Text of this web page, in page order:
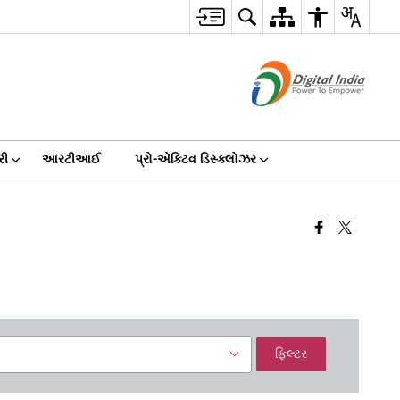
આરટીઆઈ પ્રો-એક્ટિવ ડિસ્ક્લોઝર
ફિલ્ટર